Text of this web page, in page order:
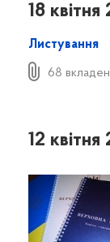
18 квітня
Листування
68
12 квітня